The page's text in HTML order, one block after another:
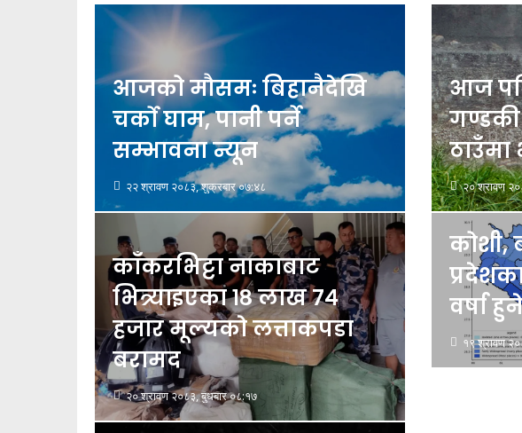
आजको मौसमः बिहानैदेखि
चर्को घाम, पानी पर्ने
सम्भावना न्यून
२२ श्रावण २०८३, शुक्रबार ०७:४८
आज
ठाउँमा
२० श्रावण
काँकरभिट्टा नाकाबाट
भित्र्याइएका १८ लाख ७४
हजार मूल्यकाे लत्ताकपडा
बरामद
२० श्रावण २०८३, बुधबार ०८:१७
कोशी,
वर्षा हुने
१९ श्रावण